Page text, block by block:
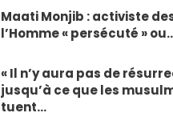
Maati Monjib : activiste
l’Homme « persécuté »
« Il n’y aura pas de
jusqu’à ce que les
tuent…